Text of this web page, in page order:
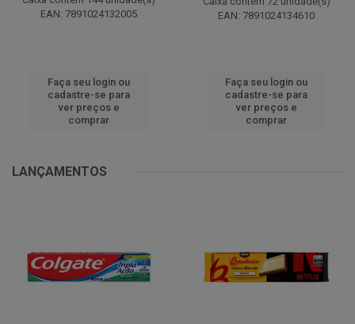
EAN: 7891024132005
Faça seu login ou
cadastre-se para
ver preços e
comprar
EAN: 7891024134610
Faça seu login ou
cadastre-se para
ver preços e
comprar
LANÇAMENTOS